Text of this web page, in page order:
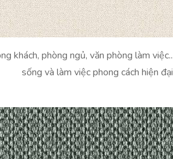
khách, phòng ngủ, văn phòng làm
sống và làm việc phong cách hiện